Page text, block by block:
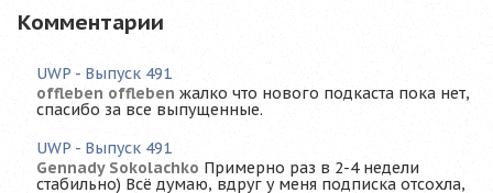
Комментарии
UWP - Выпуск 491
offleben offleben жалко что нового подкаста пока нет,
спасибо за все выпущенные.
UWP - Выпуск 491
Gennady Sokolachko Примерно раз в 2-4 недели
стабильно) Всё думаю, вдруг у меня подписка отсохла,